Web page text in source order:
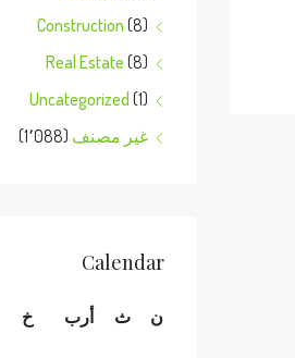
Construction (8)
Real Estate (8)
Uncategorized (1)
غير مصنف (1٬088)
Calendar
ن ث أرب خ